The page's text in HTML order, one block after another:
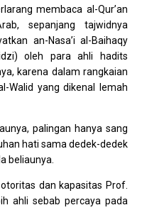
membaca al-Qur’an
sepanjang tajwidnya
an-Nasa’i al-Baihaqy
oleh para ahli hadits
karena dalam rangkaian
Walid yang dikenal lemah
palingan hanya sang
hati sama dedek-dedek
beliaunya.
dan kapasitas Prof.
ahli sebab percaya pada